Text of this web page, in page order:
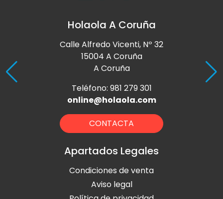
Holaola A Coruña
Calle Alfredo Vicenti, Nº 32
15004 A Coruña
A Coruña
Teléfono: 981 279 301
online@holaola.com
CONTACTA
Apartados Legales
Condiciones de venta
Aviso legal